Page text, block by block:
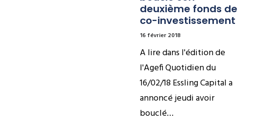
deuxième fonds de
co-investissement
16 février 2018
A lire dans l'édition de
l'Agefi Quotidien du
16/02/18 Essling Capital a
annoncé jeudi avoir
bouclé…